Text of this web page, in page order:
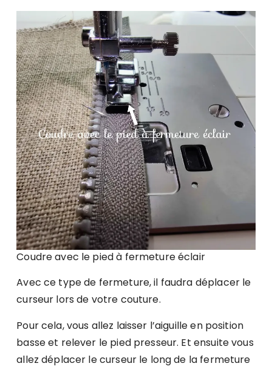
Coudre avec le pied à fermeture éclair
Avec ce type de fermeture, il faudra déplacer le
curseur lors de votre couture.
Pour cela, vous allez laisser l’aiguille en position
basse et relever le pied presseur. Et ensuite vous
allez déplacer le curseur le long de la fermeture